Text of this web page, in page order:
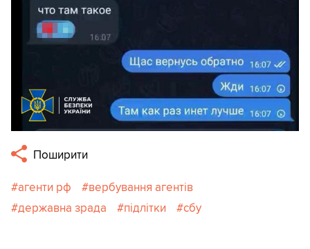
Поширити
агенти рф
вербування агентів
державна зрада
підлітки сбу